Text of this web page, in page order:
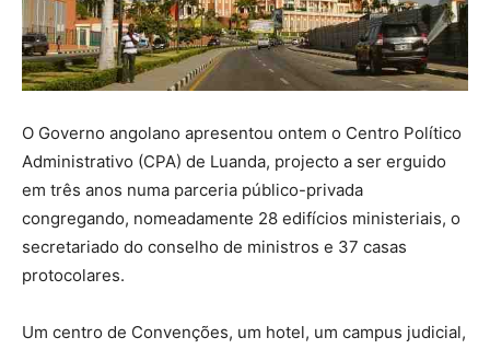
O Governo angolano apresentou ontem o Centro Político
Administrativo (CPA) de Luanda, projecto a ser erguido
em três anos numa parceria público-privada
congregando, nomeadamente 28 edifícios ministeriais, o
secretariado do conselho de ministros e 37 casas
protocolares.
Um centro de Convenções, um hotel, um campus judicial,